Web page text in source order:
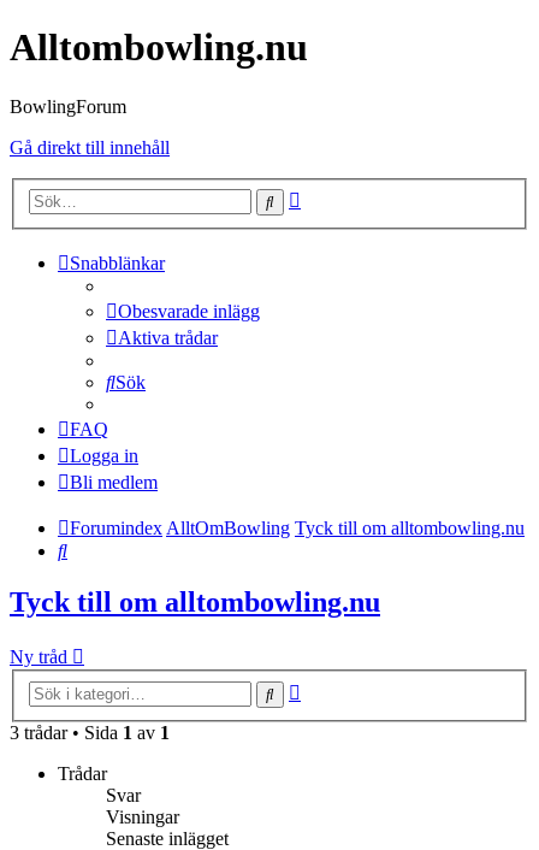
Alltombowling.nu
BowlingForum
Gå direkt till innehåll
Sök
Snabblänkar
Obesvarade inlägg
Aktiva trådar
Sök
FAQ
Logga in
Bli medlem
ForumindexAlltOmBowling Tyck till om alltombowling.nu
Sök
Tyck till om alltombowling.nu
Ny tråd
Sök
3 trådar • Sida 1 av 1
Trådar
Svar
Visningar
Senaste inlägget